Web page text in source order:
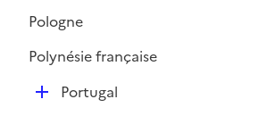
Pologne
Polynésie française
DPortugal